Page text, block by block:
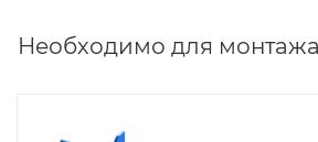
Необходимо для монтажа